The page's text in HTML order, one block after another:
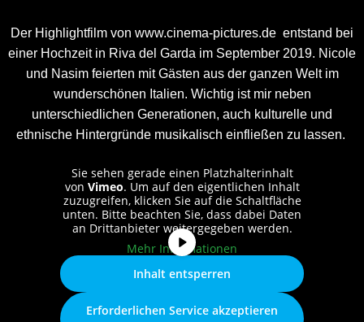
Der Highlightfilm von www.cinema-pictures.de entstand bei
einer Hochzeit in Riva del Garda im September 2019. Nicole
und Nasim feierten mit Gästen aus der ganzen Welt im
wunderschönen Italien. Wichtig ist mir neben
unterschiedlichen Generationen, auch kulturelle und
ethnische Hintergründe musikalisch einfließen zu lassen.
Sie sehen gerade einen Platzhalterinhalt
von Vimeo. Um auf den eigentlichen Inhalt
zuzugreifen, klicken Sie auf die Schaltfläche
unten. Bitte beachten Sie, dass dabei Daten
an Drittanbieter weitergegeben werden.
Mehr Informationen
Inhalt entsperren
Erforderlichen Service akzeptieren